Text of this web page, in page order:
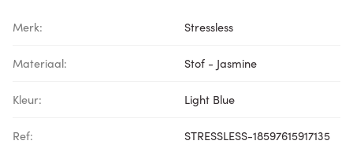
Merk: Stressless
Materiaal: Stof - Jasmine
Kleur: Light Blue
Ref: STRESSLESS-18597615917135